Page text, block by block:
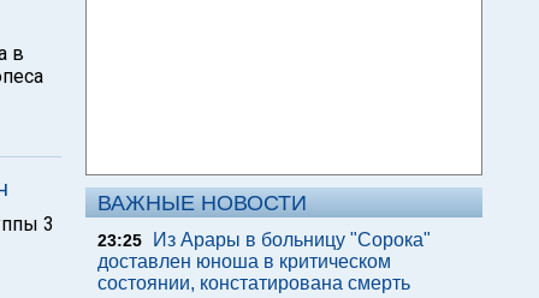
в
3
ВАЖНЫЕ НОВОСТИ
23:25
Из Арары в больницу "Сорока"
доставлен юноша в критическом
состоянии, констатирована смерть